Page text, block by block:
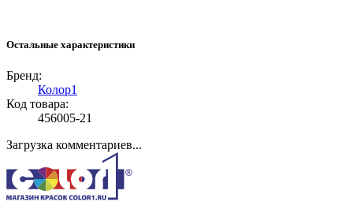
Остальные характеристики
Бренд:
Колор1
Код товара:
456005-21
Загрузка комментариев...